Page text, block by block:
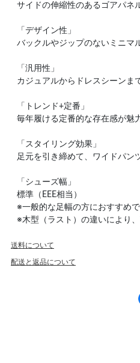
サイドの伸縮性のあるゴアパネ
「デザイン性」
バックルやジップのないミニマ
「汎用性」
カジュアルからドレスシーンま
「トレンド+定番」
毎年履ける定番的な存在感が魅
「スタイリング効果」
足元を引き締めて、ワイドパン
「シューズ幅」
標準（EEE相当）
※一般的な足幅の方におすすめで
※木型（ラスト）の違いにより
送料について
配送と返品について